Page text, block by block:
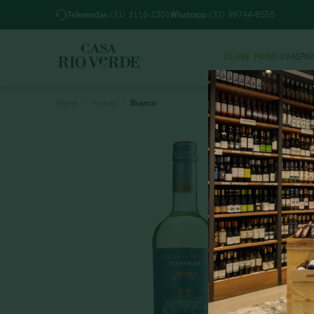
Televendas: (31) 3116-2301 Whatsapp: (31) 99744-8555
CLUBE PRIME UVAS
Branco 1º
2º
3º
4º
5º
6º
7º
8º
9º